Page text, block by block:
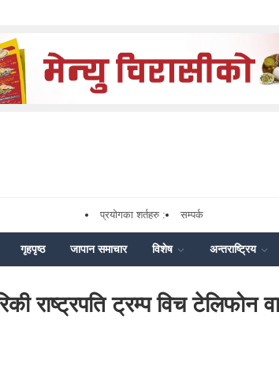
प्रयोगका शर्तहरु : सम्पर्क
गृहपृष्ठ जापान समाचार विशेष अन्तराष्ट्रिय
राष्ट्रपति ट्रम्प विच टेलिफोन